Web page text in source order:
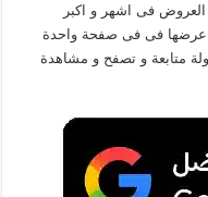
فى اشهر و اكبر
عرضها فى فى صفحة واحدة
متابعة و تصفح و مشاهدة